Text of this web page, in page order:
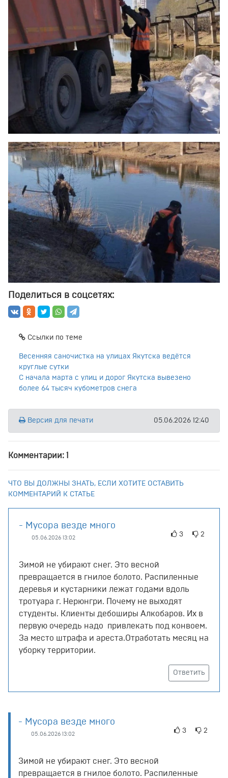
Поделиться в соцсетях:
Ссылки по теме
Весенняя саночистка на улицах Якутска ведётся
круглые сутки
С начала марта с улиц и дорог Якутска вывезено
более 64 тысяч кубометров снега
Версия для печати 05.06.2026 12:40
Комментарии: 1
ЧТО ВЫ ДОЛЖНЫ ЗНАТЬ, ЕСЛИ ХОТИТЕ ОСТАВИТЬ
КОММЕНТАРИЙ К СТАТЬЕ
- Мусора везде много
05.06.2026 13:02 3 2
Зимой не убирают снег. Это весной
превращается в гнилое болото. Распиленные
деревья и кустарники лежат годами вдоль
тротуара г. Нерюнгри. Почему не выходят
студенты. Клиенты дебоширы Алкобаров. Их в
первую очередь надо привлекать под конвоем.
За место штрафа и ареста.Отработать месяц на
уборку территории.
Ответить
- Мусора везде много
05.06.2026 13:02 3 2
Зимой не убирают снег. Это весной
превращается в гнилое болото. Распиленные